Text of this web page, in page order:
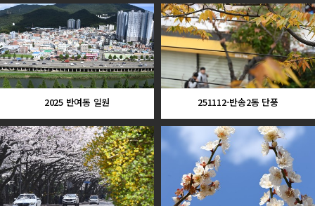
2025 반여동 일원 251112-반송2동 단풍